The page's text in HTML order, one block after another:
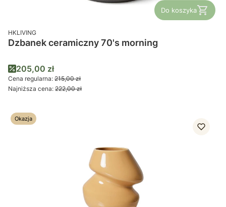
Do koszyka
PRODUCENT
HKLIVING
Dzbanek ceramiczny 70's morning
Cena promocyjna
205,00 zł
Cena regularna: 215,00 zł
Najniższa cena: 222,00 zł
Okazja